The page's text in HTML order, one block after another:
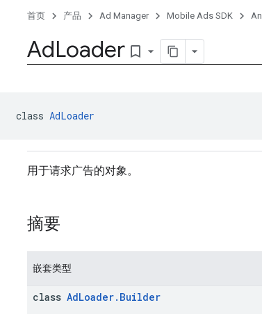
首页 产品 Ad Manager Mobile Ads SDK
AdLoader bookmark_border
class AdLoader
用于请求广告的对象。
摘要
嵌套类型
class AdLoader.Builder